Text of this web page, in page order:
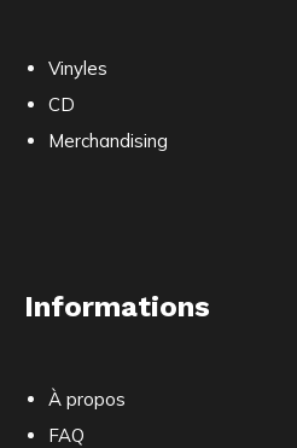
Vinyles
CD
Merchandising
Informations
À propos
FAQ